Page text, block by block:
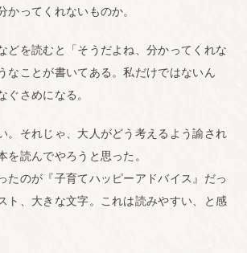
かってくれないものか。
どを読むと「そうだよね、分かってくれな
なことが書いてある。私だけではないん
ぐさめになる。
。それじゃ、大人がどう考えるよう諭され
を読んでやろうと思った。
たのが『子育てハッピーアドバイス』だっ
ト、大きな文字。これは読みやすい、と感